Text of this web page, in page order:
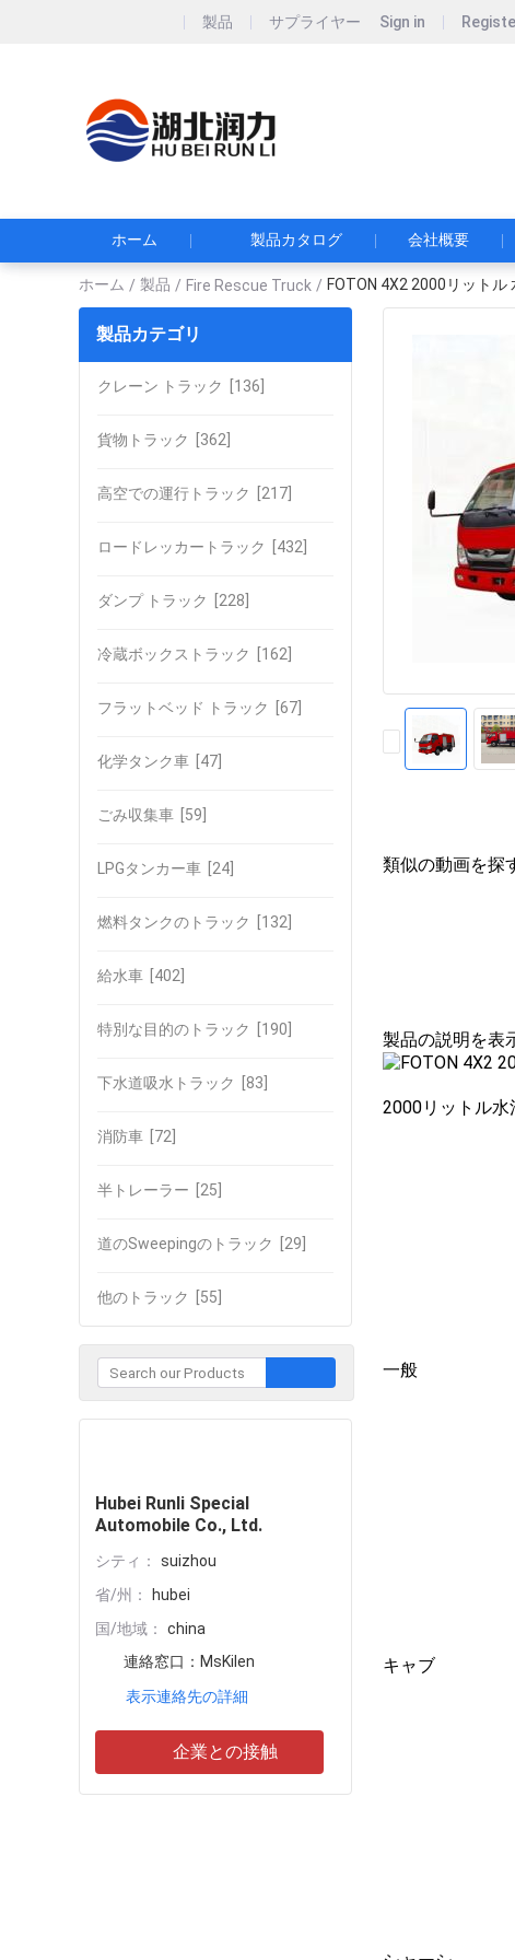
製品 サプライヤー Sign in
ホーム 製品カタログ 会社概要
ホーム / 製品 / Fire Rescue Truck / FOTON 4X2 2000リット
製品カテゴリ
クレーン トラック [136]
貨物トラック [362]
高空での運行トラック [217]
ロードレッカートラック [432]
ダンプ トラック [228]
冷蔵ボックストラック [162]
フラットベッド トラック [67]
化学タンク車 [47]
ごみ収集車 [59]
LPGタンカー車 [24]
燃料タンクのトラック [132]
給水車 [402]
特別な目的のトラック [190]
下水道吸水トラック [83]
消防車 [72]
半トレーラー [25]
道のSweepingのトラック [29]
他のトラック [55]
Hubei Runli Special
Automobile Co., Ltd.
シティ：
suizhou
省/州：
hubei
国/地域：
china
連絡窓口： MsKilen
表示連絡先の詳細
企業との接触
類似の動画を探
製品の説明を表
2000リットル水
一般
キャブ